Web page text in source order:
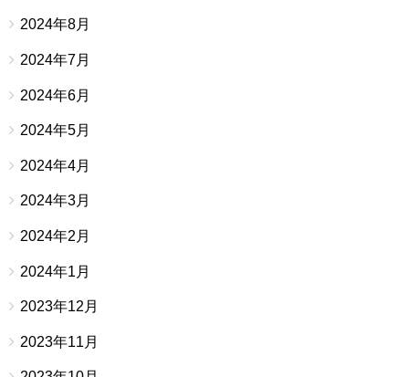
2024年8月
2024年7月
2024年6月
2024年5月
2024年4月
2024年3月
2024年2月
2024年1月
2023年12月
2023年11月